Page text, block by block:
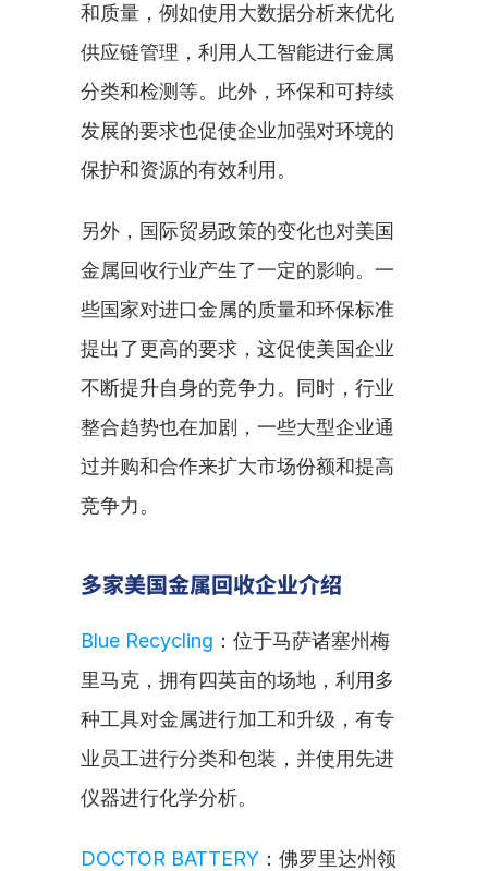
和质量，例如使用大数据分析来优化
供应链管理，利用人工智能进行金属
分类和检测等。此外，环保和可持续
发展的要求也促使企业加强对环境的
保护和资源的有效利用。
另外，国际贸易政策的变化也对美国
金属回收行业产生了一定的影响。一
些国家对进口金属的质量和环保标准
提出了更高的要求，这促使美国企业
不断提升自身的竞争力。同时，行业
整合趋势也在加剧，一些大型企业通
过并购和合作来扩大市场份额和提高
竞争力。
多家美国金属回收企业介绍
Blue Recycling ：位于马萨诸塞州梅
里马克，拥有四英亩的场地，利用多
种工具对金属进行加工和升级，有专
业员工进行分类和包装，并使用先进
仪器进行化学分析。
DOCTOR BATTERY ：佛罗里达州领